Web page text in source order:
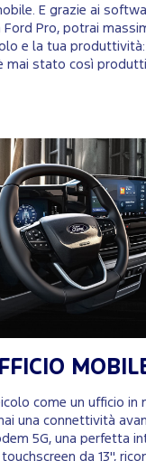
E grazie ai
Pro, potrai
e la tua
mai stato così
come un ufficio in
una connettività
5G, una perfetta
da 13",